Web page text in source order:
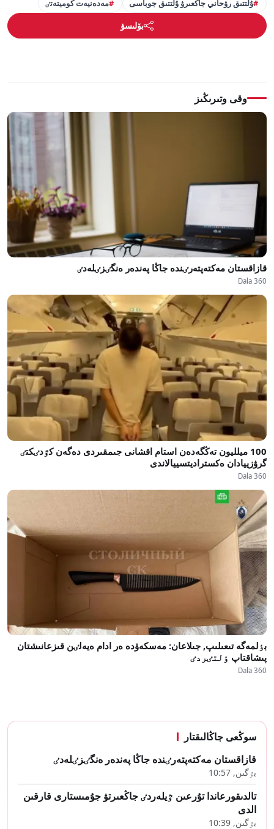
ۇلتتىق رۋحاني جاڭعىرۋ ۇلتتىق جوباسى مەدەنيەت كوميتەتٸ
بۆلىسۋ
وقى وتىرىڭىز
قازاقستان مەكتەپتەرٸندە جاڭا پەندەر ەنگٸزٸلەدٸ
Dala 360
100 ميلليون تەڭگەدەن استام اقشانى جىمقىردى دەگەن كٷدٸكتٸ
گرۋزييادان ەكستراديتسييالاندى
Dala 360
بٶلمەگە تىعىلىپ, جىلاعان: مەسكەۋدە ەر ادام ەيەلٸن قىزعانىشتان
پىشاقتاپ ٶلتٸردٸ
Dala 360
سوڭعى جاڭالىقتار
قازاقستان مەكتەپتەرٸندە جاڭا پەندەر ەنگٸزٸلەدٸ
بٷگىن, 10:57
تالدىقورعاندا تۇرعىن ٷيلەردٸ جاڭعىرتۋ جۇمىستارى قارقىن
الدى
بٷگىن, 10:39